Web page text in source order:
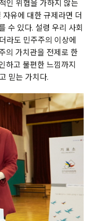
인 위협을 가하지 않는
유에 대한 규제라면 더
수 있다. 설령 우리 사회
라도 민주주의 이상에
의 가치관을 전제로 한
하고 불편한 느낌까지
믿는 가치다.